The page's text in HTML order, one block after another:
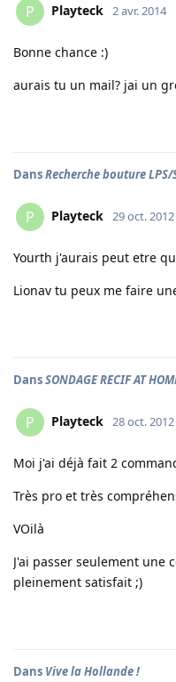
P Playteck 2 avr. 2014
Bonne chance :)
aurais tu un mail? jai un
DansRecherche bouture LPS/
P Playteck 29 oct. 2012
Yourth j'aurais peut etre
Lionav tu peux me faire
DansSONDAGE RECIF AT
P Playteck 28 oct. 2012
Moi j'ai déjà fait 2
Très pro et très
VOilà
J'ai passer seulement une
pleinement satisfait ;)
Dans Vive la Hollande !